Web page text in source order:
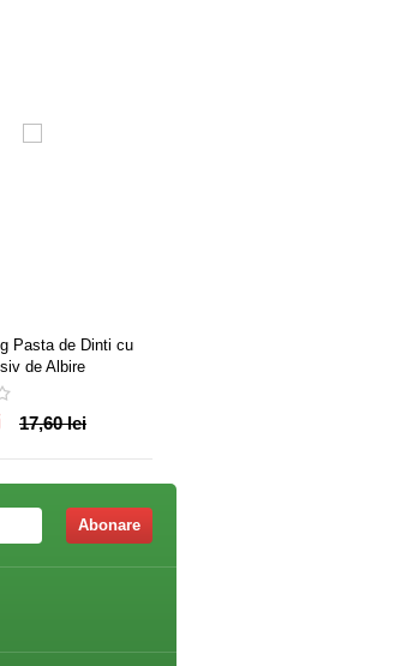
Pasta de Dinti cu
de Albire
17,60 lei
Abonare